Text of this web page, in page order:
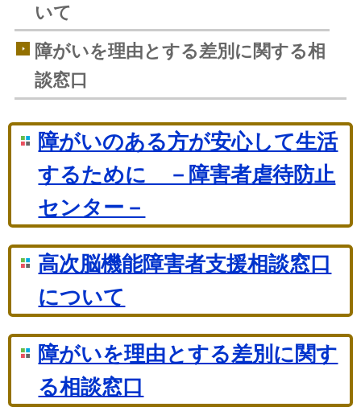
いて
障がいを理由とする差別に関する相
談窓口
障がいのある方が安心して生活
するために －障害者虐待防止
センター－
高次脳機能障害者支援相談窓口
について
障がいを理由とする差別に関す
る相談窓口